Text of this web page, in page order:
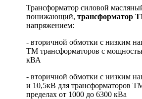
Трансформатор силовой
понижающий, трансформатор
напряжением:
- вторичной обмотки с низким
ТМ трансформаторов с
кВА
- вторичной обмотки с низким
и 10,5кВ для трансформаторов
пределах от 1000 до 6300 кВа